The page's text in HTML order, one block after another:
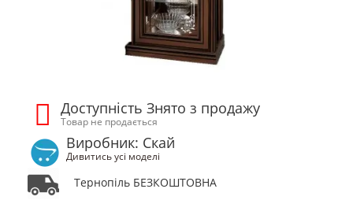
Доступність Знято з продажу
Товар не продається
Виробник: Скай
Дивитись усі моделі
Тернопіль БЕЗКОШТОВНА